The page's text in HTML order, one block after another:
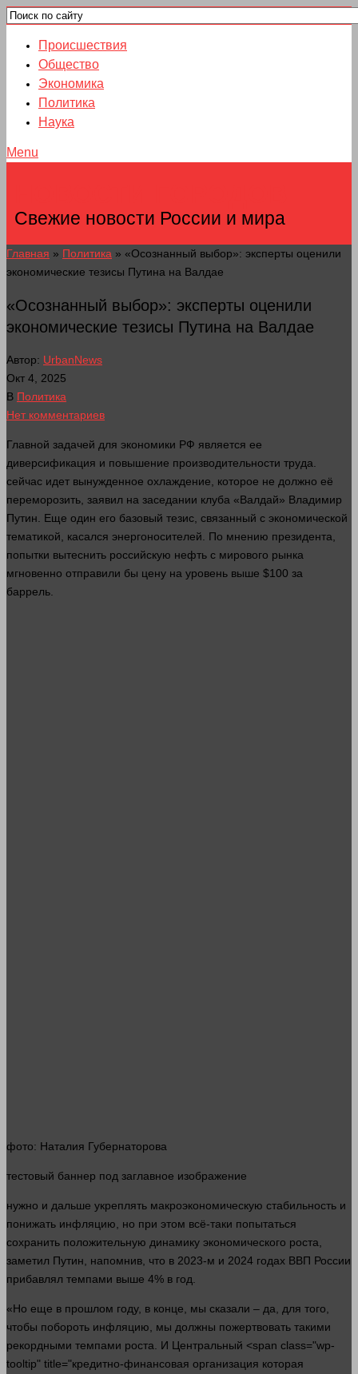
Происшествия
Общество
Экономика
Политика
Наука
Menu
Свежие новости России и мира
Главная » Политика » «Осознанный выбор»: эксперты оценили
экономические тезисы Путина на Валдае
«Осознанный выбор»: эксперты оценили
экономические тезисы Путина на Валдае
Автор: UrbanNews
Окт 4, 2025
В Политика
Нет комментариев
Главной задачей для экономики РФ является ее
диверсификация и повышение производительности труда.
сейчас идет вынужденное охлаждение, которое не должно её
переморозить, заявил на заседании клуба «Валдай» Владимир
Путин. Еще один его базовый тезис, связанный с экономической
тематикой, касался энергоносителей. По мнению президента,
попытки вытеснить российскую нефть с мирового рынка
мгновенно отправили бы цену на уровень выше $100 за
баррель.
фото: Наталия Губернаторова
тестовый баннер под заглавное изображение
нужно и дальше укреплять макроэкономическую стабильность и
понижать инфляцию, но при этом всё-таки попытаться
сохранить положительную динамику экономического роста,
заметил Путин, напомнив, что в 2023-м и 2024 годах ВВП России
прибавлял темпами выше 4% в год.
«Но еще в прошлом году, в конце, мы сказали – да, для того,
чтобы побороть инфляцию, мы должны пожертвовать такими
рекордными темпами роста. И Центральный <span class="wp-
tooltip" title="кредитно-финансовая организация которая